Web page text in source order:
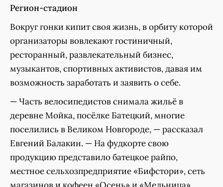
Регион-стадион
Вокруг гонки кипит своя жизнь, в орбиту которой
организаторы вовлекают гостиничный,
ресторанный, развлекательный бизнес,
музыкантов, спортивных активистов, давая им
возможность заработать и заявить о себе.
— Часть велосипедистов снимала жильё в
деревне Мойка, посёлке Батецкий, многие
поселились в Великом Новгороде, — рассказал
Евгений Балакин. — На фудкорте свою
продукцию представило батецкое райпо,
местное сельхозпредприятие «Бифстори», сеть